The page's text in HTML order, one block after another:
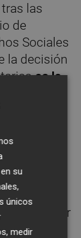
las
de
Sociales
la decisión
es la
los
en vías
la
será
y 21:00
de su hogar
su
únicos
medir